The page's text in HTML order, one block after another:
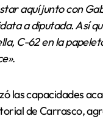
aquí junto con
a diputada. Así
C-62 en la
.
las capacidades
de Carrasco,